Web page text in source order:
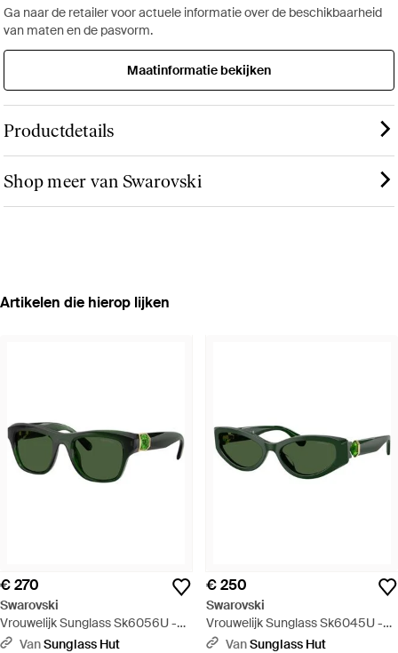
Ga naar de retailer voor actuele informatie over de beschikbaarheid
van maten en de pasvorm.
Maatinformatie bekijken
Productdetails
Shop meer van Swarovski
Artikelen die hierop lijken
€ 270
Swarovski
Vrouwelijk Sunglass Sk6056U -
Groen
VanSunglass Hut
€ 250
Swarovski
Vrouwelijk Sunglass Sk6045U -
Groen
VanSunglass Hut